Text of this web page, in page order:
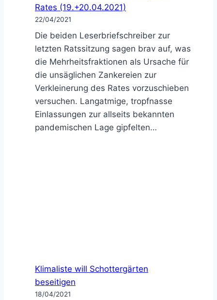
Rates (19.+20.04.2021)
22/04/2021
Die beiden Leserbriefschreiber zur
letzten Ratssitzung sagen brav auf, was
die Mehrheitsfraktionen als Ursache für
die unsäglichen Zankereien zur
Verkleinerung des Rates vorzuschieben
versuchen. Langatmige, tropfnasse
Einlassungen zur allseits bekannten
pandemischen Lage gipfelten…
Klimaliste will Schottergärten
beseitigen
18/04/2021